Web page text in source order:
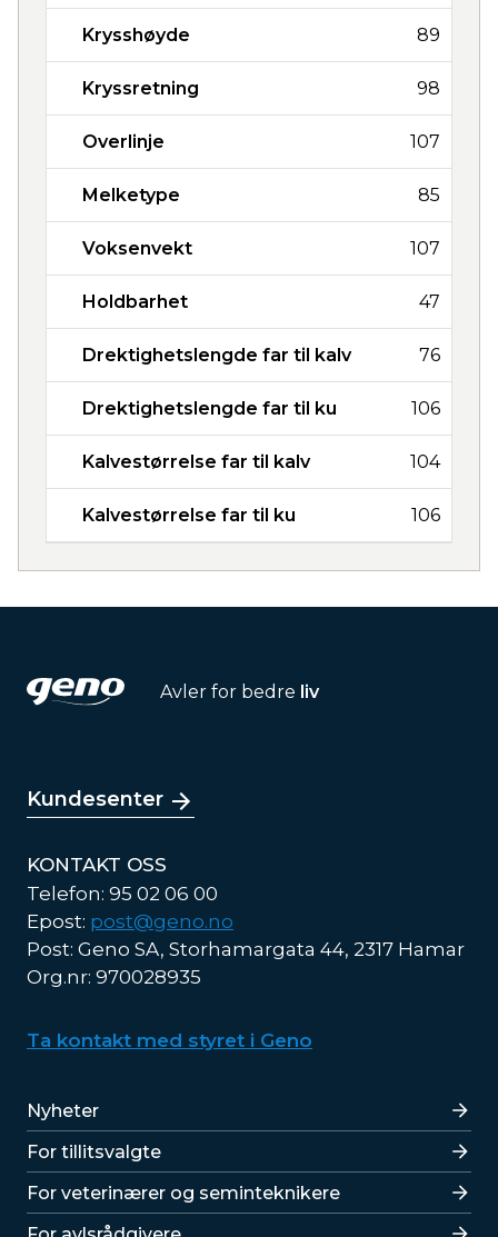
Krysshøyde 89
Kryssretning 98
Overlinje 107
Melketype 85
Voksenvekt 107
Holdbarhet 47
Drektighetslengde far til kalv 76
Drektighetslengde far til ku 106
Kalvestørrelse far til kalv 104
Kalvestørrelse far til ku 106
Avler for bedre liv
Kundesenter
KONTAKT OSS
Telefon: 95 02 06 00
Epost: post@geno.no
Post: Geno SA, Storhamargata 44, 2317 Hamar
Org.nr: 970028935
Ta kontakt med styret i Geno
Lenker
Nyheter
For tillitsvalgte
For veterinærer og seminteknikere